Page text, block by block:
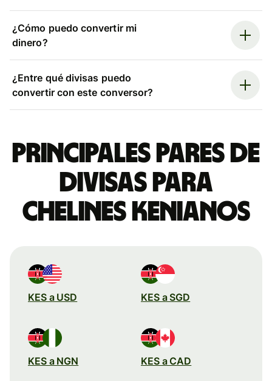
¿Cómo puedo convertir mi
dinero?
¿Entre qué divisas puedo
convertir con este conversor?
Principales pares de
divisas para
chelines kenianos
KES a USD KES a SGD
KES a NGN KES a CAD